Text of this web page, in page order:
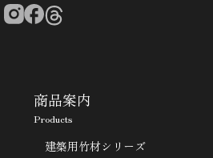
商品案内
Products
建築用竹材シリーズ